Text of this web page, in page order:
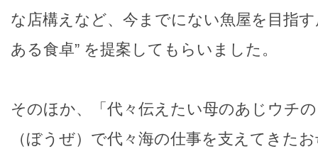
な店構えなど、今までにない魚屋を目指
ある食卓” を提案してもらいました。
そのほか、「代々伝えたい母のあじウチ
（ぼうぜ）で代々海の仕事を支えてきた